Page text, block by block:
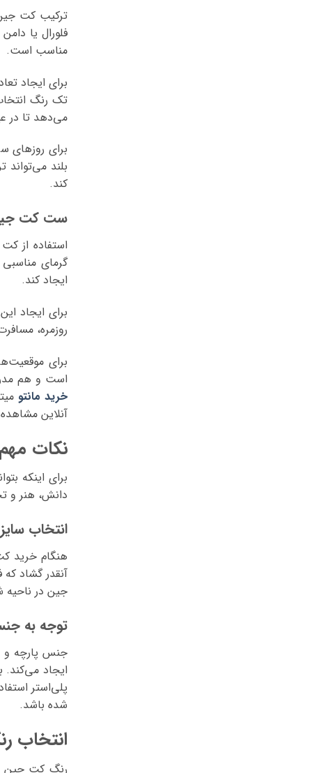
ترکیب کت
فلورال یا
مناسب است.
برای ایجاد
تک رنگ
می‌دهد تا در
برای روزهای
بلند
کند.
ست کت جین
استفاده از
گرمای
ایجاد کند.
برای ایجاد
روزمره،
برای
است و هم
خرید مانتو
آنلاین
نکات
برای اینکه
دانش، هنر و
انتخاب
هنگام خرید
آنقدر گشاد
جین در ناحیه
توجه به
جنس پارچه و
ایجاد
پلی‌استر
شده باشد.
انتخاب
رنگ کت جین